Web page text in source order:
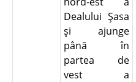
Dealului Şasa
şi ajunge
până în
partea de
vest a